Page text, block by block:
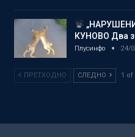
КУНОВО Два
Плусинфо 24/
ПРЕТХОДНО СЛЕДНО 1 of